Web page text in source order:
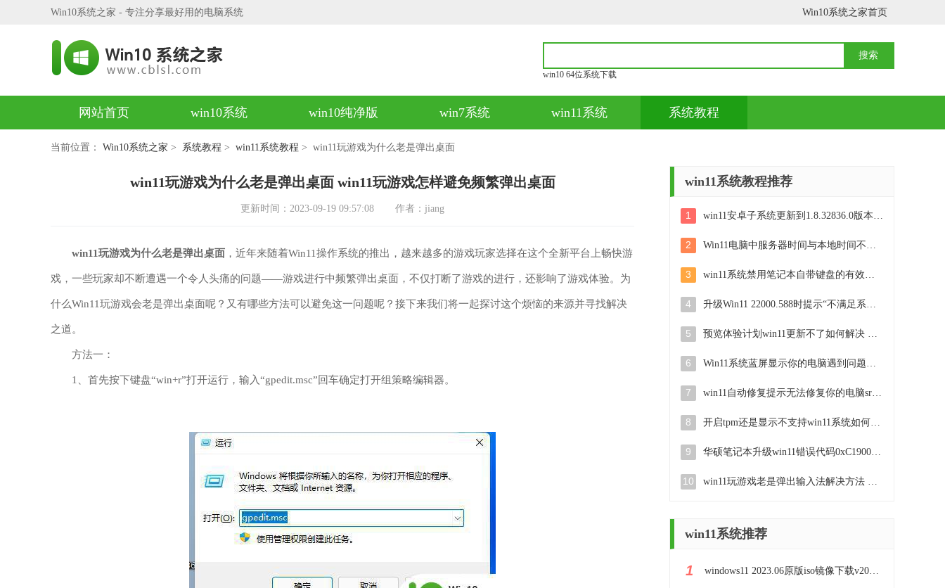
Win10系统之家 - 专注分享最好用的电脑系统 Win10系统之家首页
win10 64位系统下载
网站首页 win10系统 win10纯净版 win7系统 win11系统 系统教程
当前位置： Win10系统之家 > 系统教程 > win11系统教程 > win11玩游戏为什么老是弹出桌面
win11玩游戏为什么老是弹出桌面 win11玩游戏怎样避免频繁弹出桌面
更新时间：2023-09-19 09:57:08 作者：jiang
win11玩游戏为什么老是弹出桌面 ，近年来随着Win11操作系统的推出，越来越多的游戏玩家选择在这个全新平台上畅快游
戏，一些玩家却不断遭遇一个令人头痛的问题——游戏进行中频繁弹出桌面，不仅打断了游戏的进行，还影响了游戏体验。为
什么Win11玩游戏会老是弹出桌面呢？又有哪些方法可以避免这一问题呢？接下来我们将一起探讨这个烦恼的来源并寻找解决
之道。
方法一：
1、首先按下键盘“win+r”打开运行，输入“gpedit.msc”回车确定打开组策略编辑器。
win11系统教程推荐
1 win11安卓子系统更新到1.8.32836.0版本 可以调用gpu独立显卡 Win11安卓子系统1.8.32836.0版本GPU独立显卡支持
2 Win11电脑中服务器时间与本地时间不一致如何处理 Win11电脑服务器时间与本地时间不同怎么办
3 win11系统禁用笔记本自带键盘的有效方法 如何在win11系统下禁用笔记本自带键盘
4 升级Win11 22000.588时提示“不满足系统要求”如何解决 Win11 22000.588系统要求不满足怎么办
5 预览体验计划win11更新不了如何解决 Win11更新失败怎么办
6 Win11系统蓝屏显示你的电脑遇到问题需要重新启动如何解决 Win11系统蓝屏显示如何定位和解决问题
7 win11自动修复提示无法修复你的电脑srttrail.txt如何解决 Win11自动修复提示srttrail.txt无法修复解决方法
8 开启tpm还是显示不支持win11系统如何解决 如何在不支持Win11系统的设备上开启TPM功能
9 华硕笔记本升级win11错误代码0xC1900101或0x80070002的解决方法 华硕笔记本win11升级失败解决方法
10 win11玩游戏老是弹出输入法解决方法 Win11玩游戏输入法弹出怎么办
win11系统推荐
1 windows11 2023.06原版iso镜像下载v2023.06